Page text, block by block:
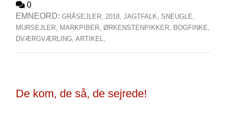
0
EMNEORD: GRÅSEJLER, 2018, JAGTFALK, SNEUGLE,
MURSEJLER, MARKPIBER, ØRKENSTENPIKKER, BOGFINKE,
DVÆRGVÆRLING, ARTIKEL,
De kom, de så, de sejrede!